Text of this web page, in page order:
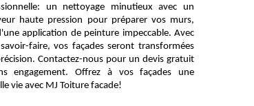
un nettoyage minutieux avec un
haute pression pour préparer vos murs,
application de peinture impeccable. Avec
faire, vos façades seront transformées
Contactez-nous pour un devis gratuit
engagement. Offrez à vos façades une
vie avec MJ Toiture facade!